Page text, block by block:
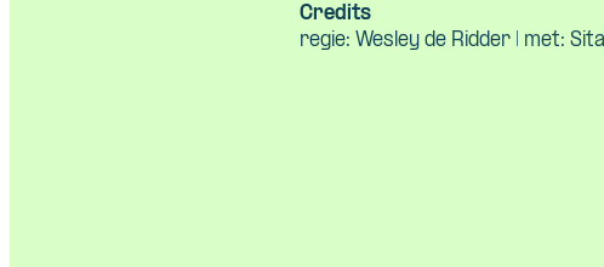
Credits
regie: Wesley de Ridder | met: